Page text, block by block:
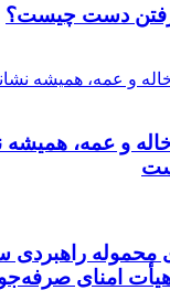
دست چیست؟
و عمه،
راهبردی
امنای